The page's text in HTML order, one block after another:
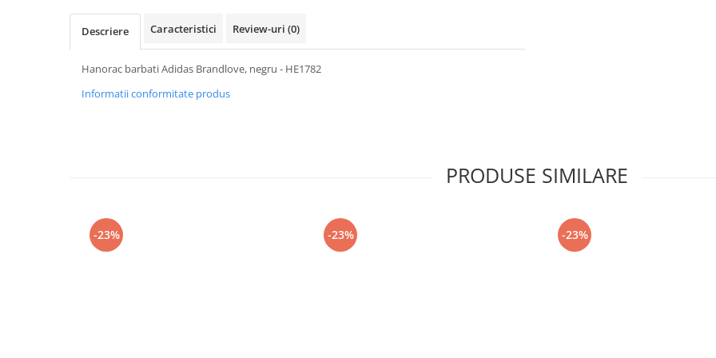
Descriere Caracteristici Review-uri (0)
Hanorac barbati Adidas Brandlove, negru - HE1782
Informatii conformitate produs
PRODUSE SIMILARE
-23% -23% -23%